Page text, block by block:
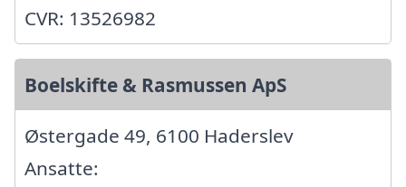
CVR: 13526982
Boelskifte & Rasmussen ApS
Østergade 49, 6100 Haderslev
Ansatte: